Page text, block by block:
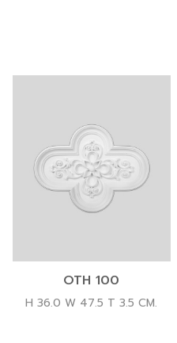
OTH 100
H 36.0 W 47.5 T 3.5 CM.